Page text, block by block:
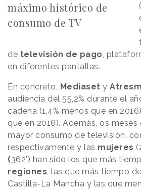
máximo histórico de
consumo de TV
de televisión de pago,
en diferentes pantallas.
En concreto, Mediaset y
audiencia del 55,2% durante el
cadena (1,4% menos que en
que en 2016). Además, os meses
mayor consumo de televisión,
respectivamente y las mujeres
(362’) han sido los que más
regiones, las que más tiempo
Castilla-La Mancha y las que